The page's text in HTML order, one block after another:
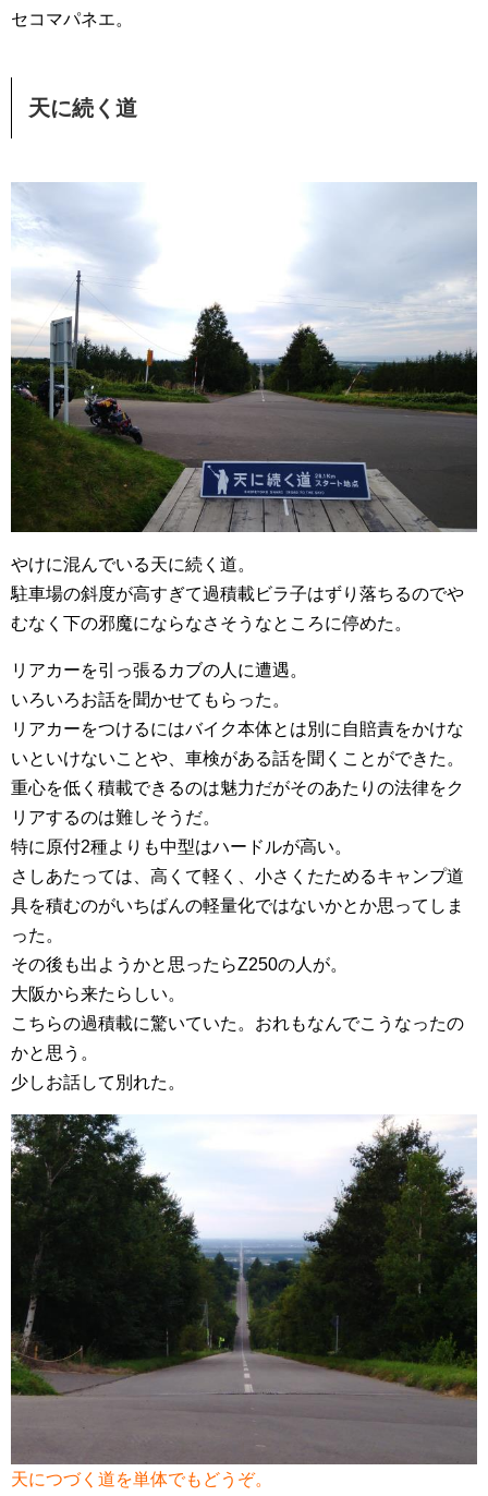
セコマパネエ。
天に続く道
やけに混んでいる天に続く道。
駐車場の斜度が高すぎて過積載ビラ子はずり落ちるのでや
むなく下の邪魔にならなさそうなところに停めた。
リアカーを引っ張るカブの人に遭遇。
いろいろお話を聞かせてもらった。
リアカーをつけるにはバイク本体とは別に自賠責をかけな
いといけないことや、車検がある話を聞くことができた。
重心を低く積載できるのは魅力だがそのあたりの法律をク
リアするのは難しそうだ。
特に原付2種よりも中型はハードルが高い。
さしあたっては、高くて軽く、小さくたためるキャンプ道
具を積むのがいちばんの軽量化ではないかとか思ってしま
った。
その後も出ようかと思ったらZ250の人が。
大阪から来たらしい。
こちらの過積載に驚いていた。おれもなんでこうなったの
かと思う。
少しお話して別れた。
天につづく道を単体でもどうぞ。